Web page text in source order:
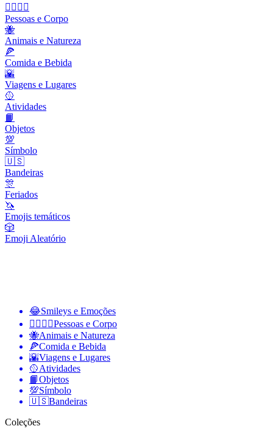
👩‍❤️‍💋‍👨
Pessoas e Corpo
🐝
Animais e Natureza
🍕
Comida e Bebida
🌇
Viagens e Lugares
🥎
Atividades
📙
Objetos
💯
Símbolo
🇺🇸
Bandeiras
🎊
Feriados
🦄
Emojis temáticos
🎲
Emoji Aleatório
😂Smileys e Emoções
👩‍❤️‍💋‍👨Pessoas e Corpo
🐝Animais e Natureza
🍕Comida e Bebida
🌇Viagens e Lugares
🥎Atividades
📙Objetos
💯Símbolo
🇺🇸Bandeiras
Coleções